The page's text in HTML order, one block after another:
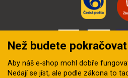
Než budete pokračovat
Aby náš e-shop mohl dobře
Nedají se jíst, ale podle zákona to